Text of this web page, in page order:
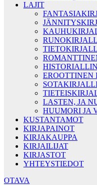
LAJIT
EROOTTINEN
LASTEN, JA
HUUMORI JA
KUSTANTAMOT
KIRJAPAINOT
KIRJAKAUPPA
KIRJAILIJAT
KIRJASTOT
YHTEYSTIEDOT
OTAVA